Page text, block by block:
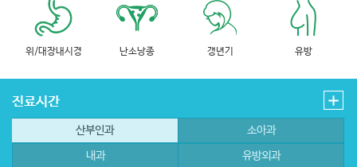
위/대장내시경 난소낭종 갱년기 유방
진료시간
산부인과
소아과
내과
유방외과